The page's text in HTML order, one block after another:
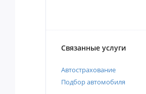
Связанные услуги
Автострахование
Подбор автомобиля